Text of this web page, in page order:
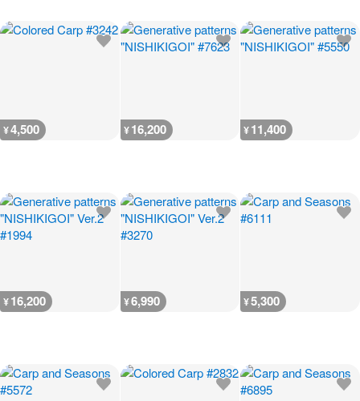
¥4,500 ¥16,200 ¥11,400
¥16,200 ¥6,990 ¥5,300